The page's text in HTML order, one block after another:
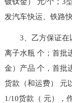
发汽车快运、铁路
3、乙方保证在以
离子水瓶 个；首批
金）产品 个，首批
货款（和运费） 元
1/10货款（ 元），